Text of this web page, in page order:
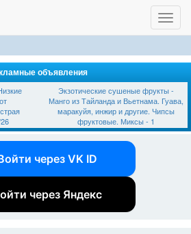
T
o
g
l
n
a
v
i
g
Вход
объявления
Экзотические сушеные фрукты -
Манго из Тайланда и Вьетнама. Гуава,
маракуйя, инжир и другие. Чипсы
фруктовые. Миксы - 1
через VK ID
через Яндекс